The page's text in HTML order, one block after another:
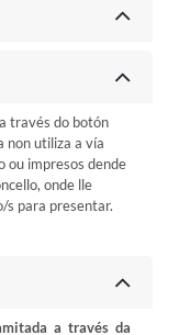
través do botón
non utiliza a vía
ou impresos dende
onde lle
s para presentar.
a través da